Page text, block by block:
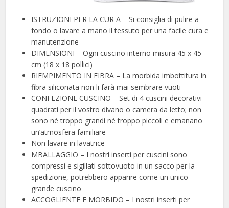
ISTRUZIONI PER LA CUR A – Si consiglia di pulire a
fondo o lavare a mano il tessuto per una facile cura e
manutenzione
DIMENSIONI – Ogni cuscino interno misura 45 x 45
cm (18 x 18 pollici)
RIEMPIMENTO IN FIBRA – La morbida imbottitura in
fibra siliconata non li farà mai sembrare vuoti
CONFEZIONE CUSCINO – Set di 4 cuscini decorativi
quadrati per il vostro divano o camera da letto; non
sono né troppo grandi né troppo piccoli e emanano
un’atmosfera familiare
Non lavare in lavatrice
MBALLAGGIO – I nostri inserti per cuscini sono
compressi e sigillati sottovuoto in un sacco per la
spedizione, potrebbero apparire come un unico
grande cuscino
ACCOGLIENTE E MORBIDO – I nostri inserti per